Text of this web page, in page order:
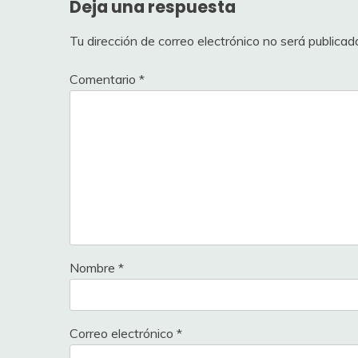
Deja una respuesta
Tu dirección de correo electrónico no será
Comentario *
Nombre *
Correo electrónico *